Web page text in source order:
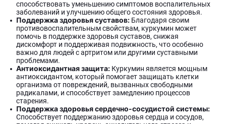
способствовать уменьшению симптомов воспалительных
заболеваний и улучшению общего состояния здоровья.
Поддержка здоровья суставов: Благодаря своим
противовоспалительным свойствам, куркумин может
помочь в поддержке здоровья суставов, снижая
дискомфорт и поддерживая подвижность, что особенно
важно для людей с артритом или другими суставными
проблемами.
Антиоксидантная защита: Куркумин является мощным
антиоксидантом, который помогает защищать клетки
организма от повреждений, вызванных свободными
радикалами, и способствует замедлению процессов
старения.
Поддержка здоровья сердечно-сосудистой системы:
Способствует поддержанию здоровья сердца и сосудов,